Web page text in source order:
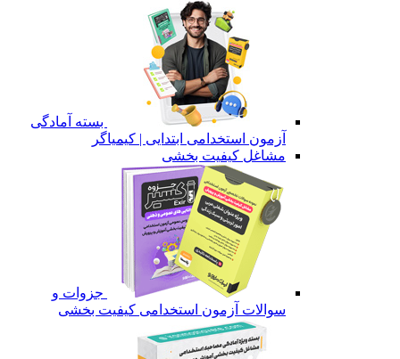
بسته آمادگی
آزمون استخدامی ابتدایی | کیمیاگر
مشاغل کیفیت بخشی
جزوات و
سوالات آزمون استخدامی کیفیت بخشی